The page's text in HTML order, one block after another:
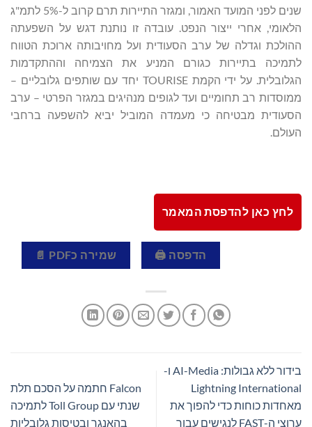
שנים לפני המועד האמור, ומגזר התיירות תרם קרוב ל-5% לתמ"ג
הלאומי, אחרי ייצור הנפט. עובדה זו נותנת דגש על השפעתה
ההולכת וגדלה של ערב הסעודית ועל מחויבותה ארוכת הטווח
לתמיכה בתיירות כגורם המניע את הצמיחה וההתקדמות
הגלובלית. על ידי הקמת TOURISE יחד עם שותפים גלובליים –
ממוסדות רב תחומיים ועד לגופים מנהיגים במגזר הפרטי – ערב
הסעודית מבטיחה כי מעמדה המוביל יביא להשפעה ברחבי
העולם.
לחץ כאן להדפסת המאמר
הדפסה 🖨 שמירה כPDF 📄
בידור ללא גבולות: AI-Media ו-
Lightning International
מאחדות כוחות כדי להפוך את
ערוצי ה-FAST לנגישים עבור
Falcon חתמה על הסכם תלת
שנתי עם Toll Group לתמיכה
בהאנגר ובטיסות גלובליות